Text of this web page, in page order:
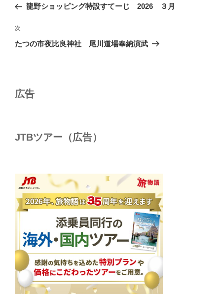
ナ
ビ
ゲ
ン
の
稿
龍野ショッピング特設すてーじ 2026 ３月
次
の
次
たつの市夜比良神社 尾川道場奉納演武
広告
JTBツアー（広告）